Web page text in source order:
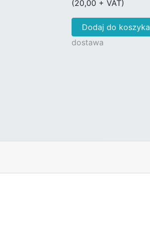
(20,00 + VAT)
Dodaj do koszyka
dostawa